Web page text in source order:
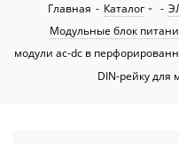
Главная - Каталог -
Модульные блок
модули ac-dc в
DIN-рейку